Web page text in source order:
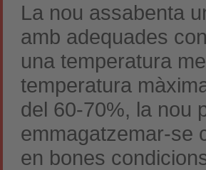
La nou assabenta
amb adequades
una temperatura
temperatura
del 60-70%, la nou
emmagatzemar-se
en bones